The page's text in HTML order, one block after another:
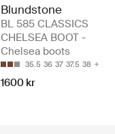
Blundstone
BL 585 CLASSICS
CHELSEA BOOT -
Chelsea boots
35.5 36 37 37.5 38
1600 kr